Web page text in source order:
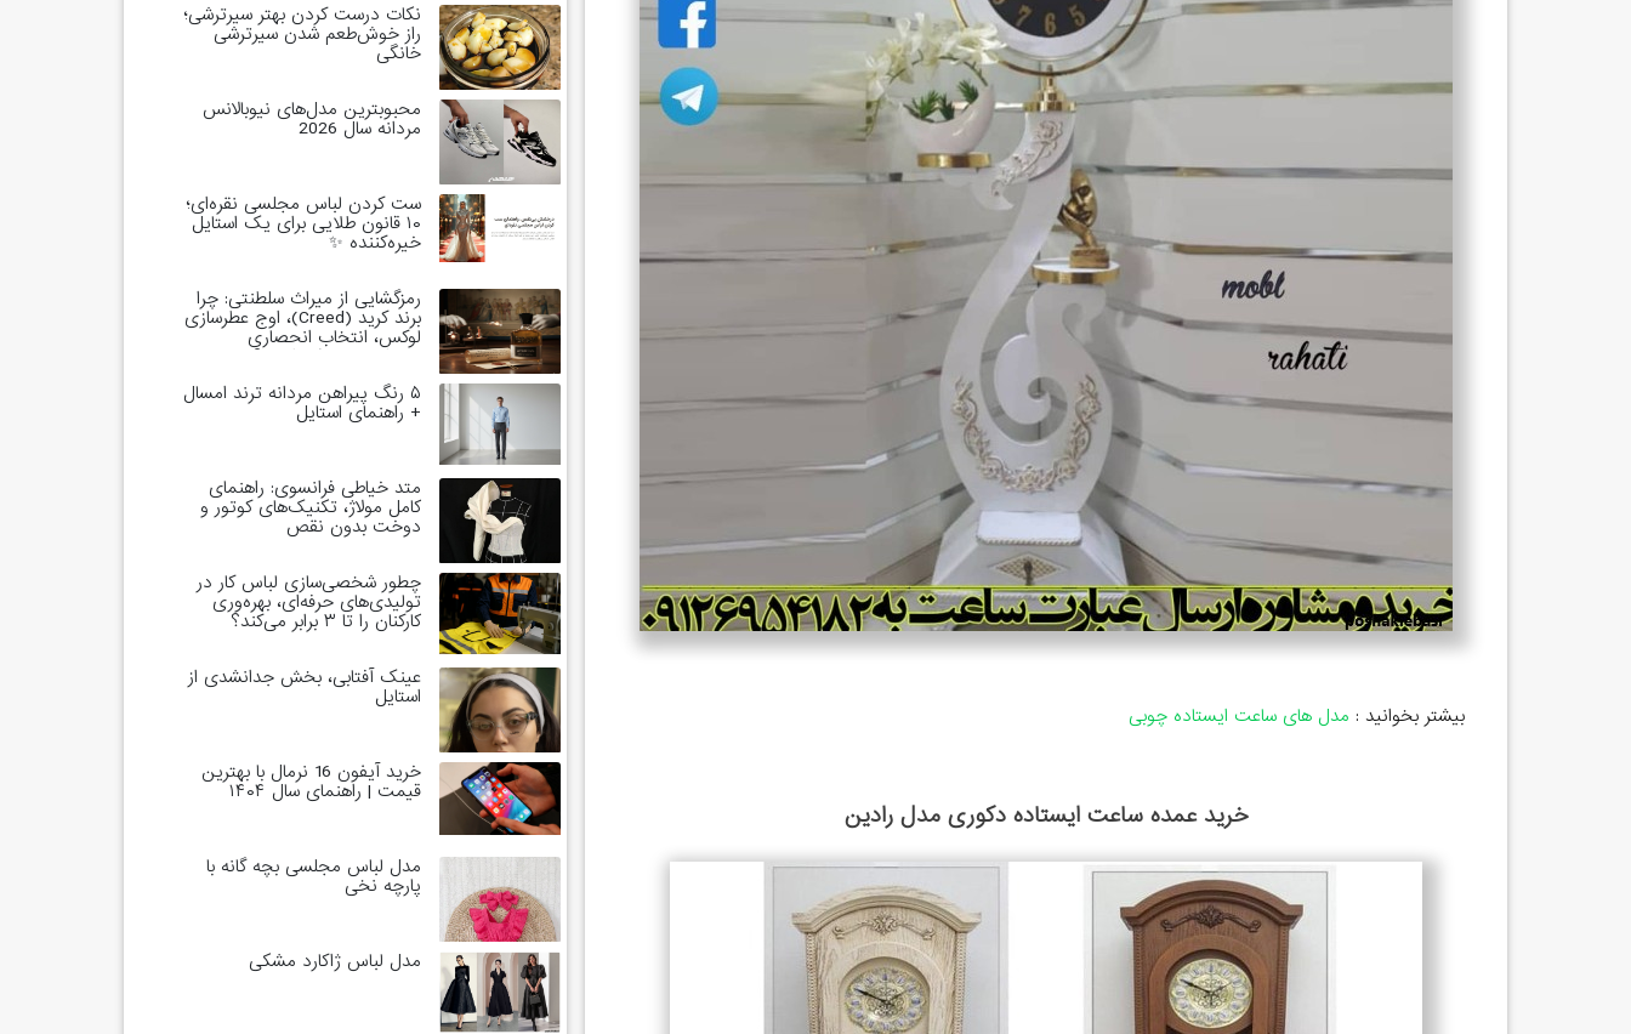
بیشتر بخوانید : مدل های ساعت ایستاده چوبی
خرید عمده ساعت ایستاده دکوری مدل رادین
نکات درست کردن بهتر سیرترشی؛
راز خوش‌طعم شدن سیرترشی
خانگی
محبوبترین مدل‌های نیوبالانس
مردانه سال 2026
ست کردن لباس مجلسی نقره‌ای؛
۱۰ قانون طلایی برای یک استایل
خیره‌کننده ✨
رمزگشایی از میراث سلطنتی: چرا
برند کرید (Creed)، اوج عطرسازی
لوکس، انتخاب انحصاری
خاندان‌های حاکم است؟
۵ رنگ پیراهن مردانه ترند امسال
+ راهنمای استایل
متد خیاطی فرانسوی: راهنمای
کامل مولاژ، تکنیک‌های کوتور و
دوخت بدون نقص
چطور شخصی‌سازی لباس کار در
تولیدی‌های حرفه‌ای، بهره‌وری
کارکنان را تا ۳ برابر می‌کند؟
عینک آفتابی، بخش جدانشدی از
استایل
خرید آیفون 16 نرمال با بهترین
قیمت | راهنمای سال ۱۴۰۴
مدل لباس مجلسی بچه گانه با
پارچه نخی
مدل لباس ژاکارد مشکی